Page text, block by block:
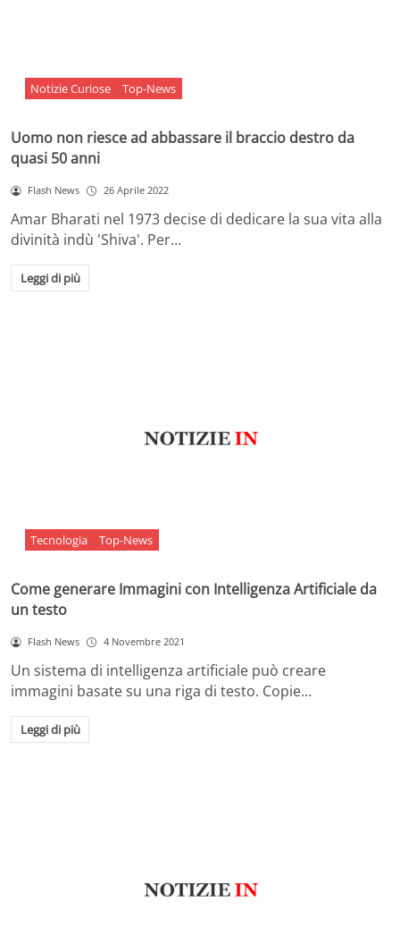
Notizie Curiose Top-News
Uomo non riesce ad abbassare il braccio destro da
quasi 50 anni
Flash News 26 Aprile 2022
Amar Bharati nel 1973 decise di dedicare la sua vita alla
divinità indù 'Shiva'. Per…
Leggi di più
Tecnologia Top-News
Come generare Immagini con Intelligenza Artificiale da
un testo
Flash News 4 Novembre 2021
Un sistema di intelligenza artificiale può creare
immagini basate su una riga di testo. Copie…
Leggi di più